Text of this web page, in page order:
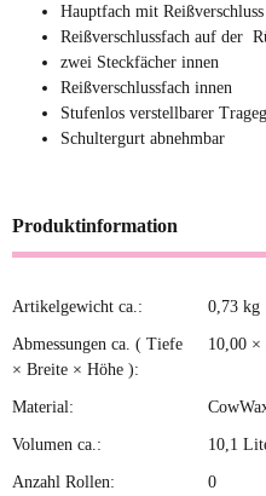
Hauptfach mit Reißverschluss
Reißverschlussfach auf der
zwei Steckfächer innen
Reißverschlussfach innen
Stufenlos verstellbarer
Schultergurt abnehmbar
Produktinformation
Produkteigenschaft
Wert
Artikelgewicht ca.: 0,73 kg
Abmessungen ca. ( Tiefe
× Breite × Höhe ):
10,00 ×
Material:
Volumen ca.: 10,1
Anzahl Rollen: 0